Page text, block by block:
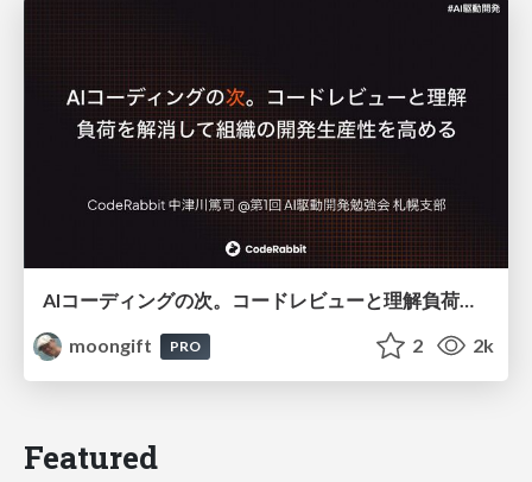
AIコーディングの次。コードレビューと理解負荷を解消して組織の開発生産性を高める
moongift
PRO 2 2k
Featured